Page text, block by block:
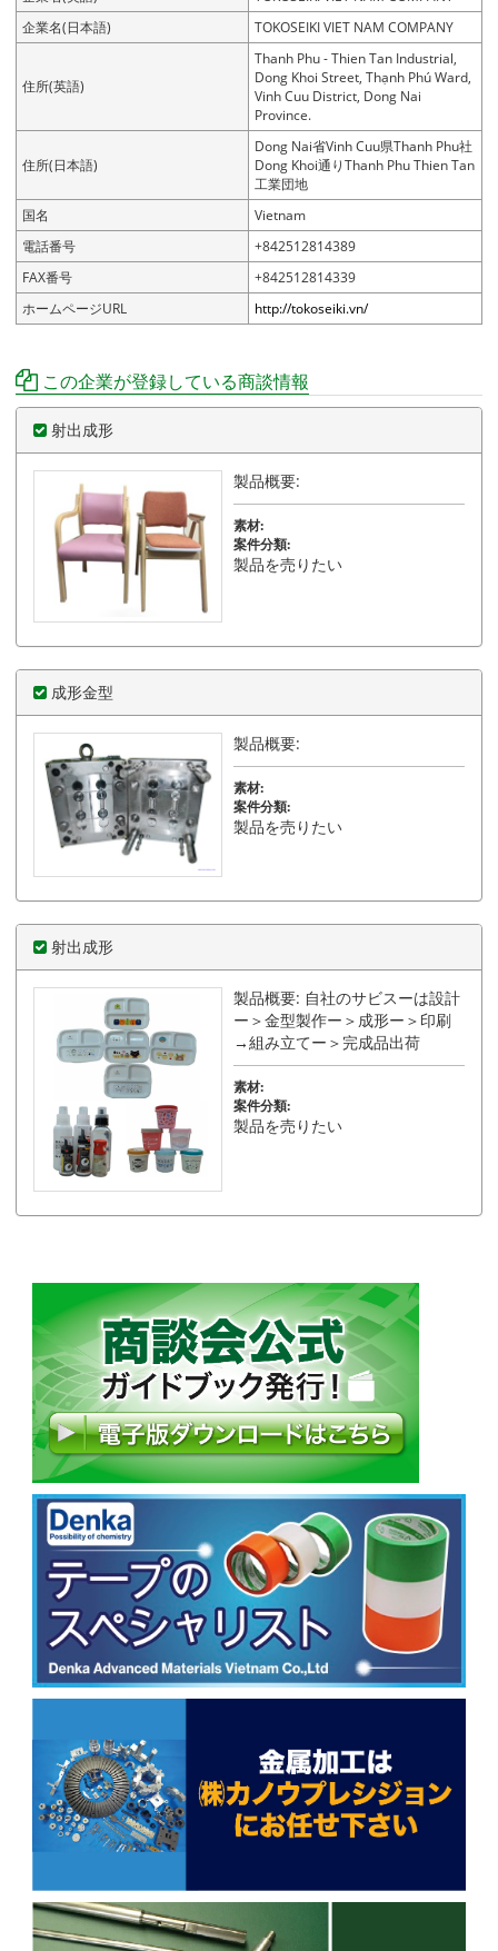
企業名(日本語)
TOKOSEIKI VIET NAM COMPANY
住所(英語)
Thanh Phu - Thien Tan Industrial,
Dong Khoi Street, Thạnh Phú Ward,
Vinh Cuu District, Dong Nai
Province.
住所(日本語)
Dong Nai省Vinh Cuu県Thanh Phu社
Dong Khoi通りThanh Phu Thien Tan
工業団地
国名
Vietnam
電話番号
+842512814389
FAX番号
+842512814339
ホームページURL
http://tokoseiki.vn/
この企業が登録している商談情報
射出成形
製品概要:
素材:
案件分類:
製品を売りたい
成形金型
製品概要:
素材:
案件分類:
製品を売りたい
射出成形
製品概要: 自社のサビスーは設計
ー＞金型製作ー＞成形ー＞印刷
→組み立てー＞完成品出荷
素材:
案件分類:
製品を売りたい